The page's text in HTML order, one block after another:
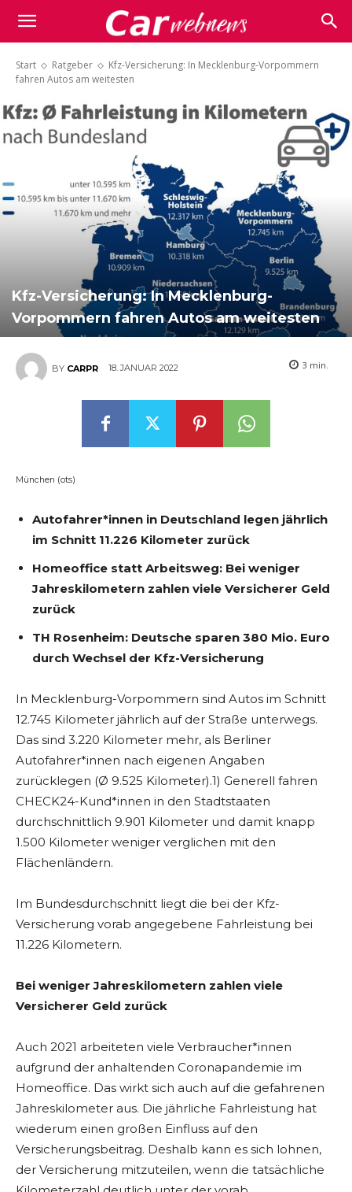
Carwebnews.com
Start Ratgeber
Kfz-Versicherung: In Mecklenburg-Vorpommern
fahren Autos am weitesten
Kfz-Versicherung: In Mecklenburg-
Vorpommern fahren Autos am weitesten
BY CARPR 18. JANUAR 2022 3 min.
München (ots)
Autofahrer*innen in Deutschland legen jährlich
im Schnitt 11.226 Kilometer zurück
Homeoffice statt Arbeitsweg: Bei weniger
Jahreskilometern zahlen viele Versicherer Geld
zurück
TH Rosenheim: Deutsche sparen 380 Mio. Euro
durch Wechsel der Kfz-Versicherung
In Mecklenburg-Vorpommern sind Autos im Schnitt
12.745 Kilometer jährlich auf der Straße unterwegs.
Das sind 3.220 Kilometer mehr, als Berliner
Autofahrer*innen nach eigenen Angaben
zurücklegen (Ø 9.525 Kilometer).1) Generell fahren
CHECK24-Kund*innen in den Stadtstaaten
durchschnittlich 9.901 Kilometer und damit knapp
1.500 Kilometer weniger verglichen mit den
Flächenländern.
Im Bundesdurchschnitt liegt die bei der Kfz-
Versicherung vorab angegebene Fahrleistung bei
11.226 Kilometern.
Bei weniger Jahreskilometern zahlen viele
Versicherer Geld zurück
Auch 2021 arbeiteten viele Verbraucher*innen
aufgrund der anhaltenden Coronapandemie im
Homeoffice. Das wirkt sich auch auf die gefahrenen
Jahreskilometer aus. Die jährliche Fahrleistung hat
wiederum einen großen Einfluss auf den
Versicherungsbeitrag. Deshalb kann es sich lohnen,
der Versicherung mitzuteilen, wenn die tatsächliche